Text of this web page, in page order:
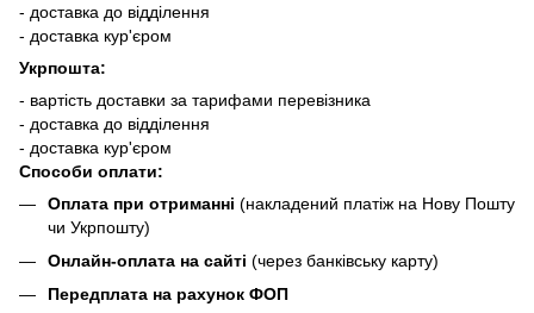
- доставка до відділення
- доставка кур'єром
Укрпошта:
- вартість доставки за тарифами перевізника
- доставка до відділення
- доставка кур'єром
Способи оплати:
Оплата при отриманні (накладений платіж на Нову Пошту
чи Укрпошту)
Онлайн-оплата на сайті (через банківську карту)
Передплата на рахунок ФОП